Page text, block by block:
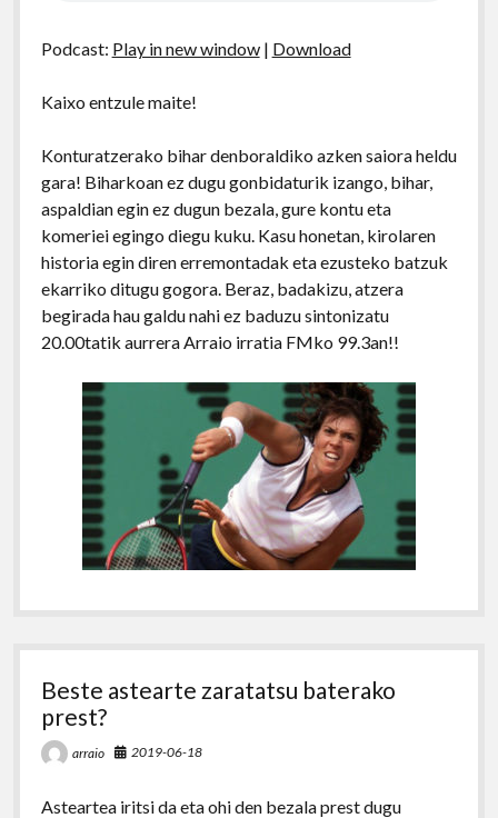
Podcast: Play in new window| Download
Kaixo entzule maite!
Konturatzerako bihar denboraldiko azken saiora heldu
gara! Biharkoan ez dugu gonbidaturik izango, bihar,
aspaldian egin ez dugun bezala, gure kontu eta
komeriei egingo diegu kuku. Kasu honetan, kirolaren
historia egin diren erremontadak eta ezusteko batzuk
ekarriko ditugu gogora. Beraz, badakizu, atzera
begirada hau galdu nahi ez baduzu sintonizatu
20.00tatik aurrera Arraio irratia FMko 99.3an!!
Beste astearte zaratatsu baterako
prest?
arraio 2019-06-18
Asteartea iritsi da eta ohi den bezala prest dugu